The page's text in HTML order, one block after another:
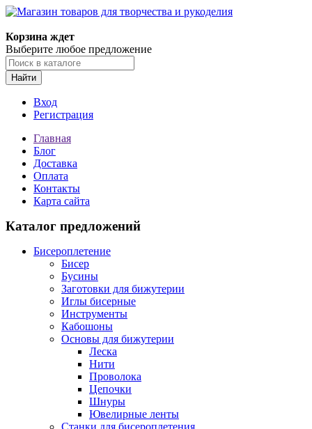
Корзина ждет
Выберите любое предложение
Найти
Вход
Регистрация
Главная
Блог
Доставка
Оплата
Контакты
Карта сайта
Каталог предложений
Бисероплетение
Бисер
Бусины
Заготовки для бижутерии
Иглы бисерные
Инструменты
Кабошоны
Основы для бижутерии
Леска
Нити
Проволока
Цепочки
Шнуры
Ювелирные ленты
Станки для бисероплетения